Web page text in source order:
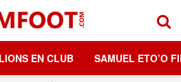
LIONS EN CLUB SAMUEL ETO’O